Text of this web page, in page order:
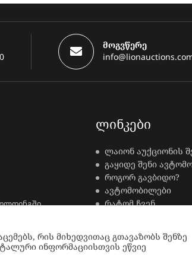
მოგვწერე
ᲚᲘᲜᲙᲔᲑᲘ
ლაიონ აუქციონის
გაყიდე შენი
როგორ გავბიდო?
ავტომობილები
რატომ ჩვენ
რის მიხედვითაც გთავაზობს შენზე
ინფორმაციისთვის ეწვიე